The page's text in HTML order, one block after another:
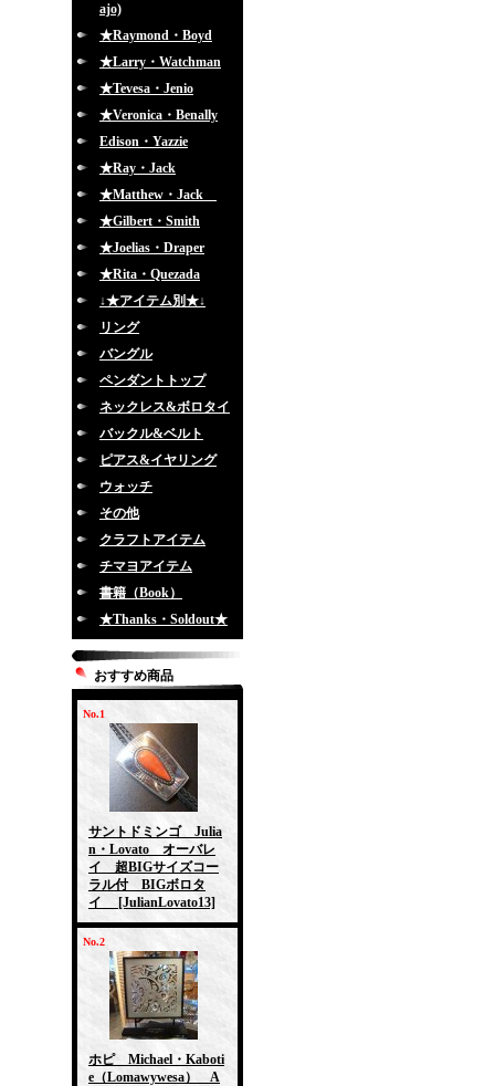
ajo)
★Raymond・Boyd
★Larry・Watchman
★Tevesa・Jenio
★Veronica・Benally
Edison・Yazzie
★Ray・Jack
★Matthew・Jack
★Gilbert・Smith
★Joelias・Draper
★Rita・Quezada
↓★アイテム別★↓
リング
バングル
ペンダントトップ
ネックレス&ボロタイ
バックル&ベルト
ピアス&イヤリング
ウォッチ
その他
クラフトアイテム
チマヨアイテム
書籍（Book）
★Thanks・Soldout★
おすすめ商品
No.1
サントドミンゴ Julia
n・Lovato オーバレ
イ 超BIGサイズコー
ラル付 BIGボロタ
イ
[JulianLovato13]
No.2
ホピ Michael・Kaboti
e（Lomawywesa） A